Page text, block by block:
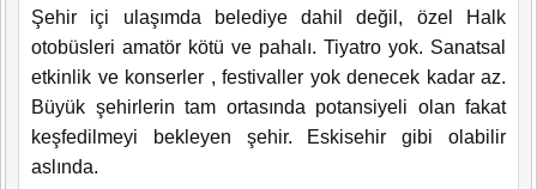
Şehir içi ulaşımda belediye dahil değil, özel Halk
otobüsleri amatör kötü ve pahalı. Tiyatro yok. Sanatsal
etkinlik ve konserler , festivaller yok denecek kadar az.
Büyük şehirlerin tam ortasında potansiyeli olan fakat
keşfedilmeyi bekleyen şehir. Eskisehir gibi olabilir
aslında.